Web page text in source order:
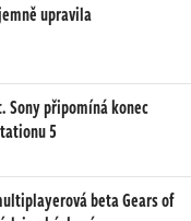
upravila
Sony připomíná konec
5
beta Gears of